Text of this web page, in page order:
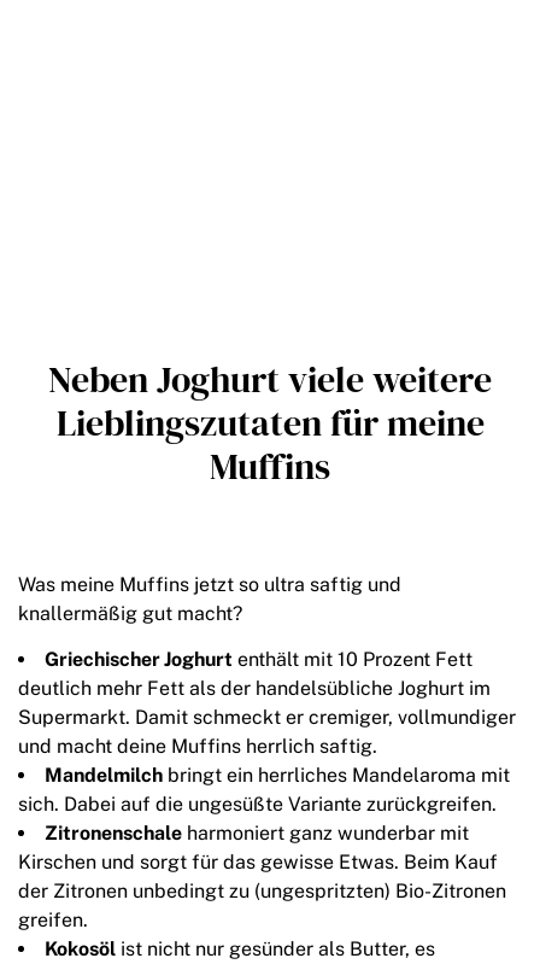
Neben Joghurt viele weitere
Lieblingszutaten für meine
Muffins
Was meine Muffins jetzt so ultra saftig und
knallermäßig gut macht?
Griechischer Joghurt enthält mit 10 Prozent Fett
deutlich mehr Fett als der handelsübliche Joghurt im
Supermarkt. Damit schmeckt er cremiger, vollmundiger
und macht deine Muffins herrlich saftig.
Mandelmilch bringt ein herrliches Mandelaroma mit
sich. Dabei auf die ungesüßte Variante zurückgreifen.
Zitronenschale harmoniert ganz wunderbar mit
Kirschen und sorgt für das gewisse Etwas. Beim Kauf
der Zitronen unbedingt zu (ungespritzten) Bio-Zitronen
greifen.
Kokosöl ist nicht nur gesünder als Butter, es